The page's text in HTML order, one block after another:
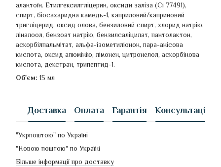
алантоїн. Етилгексилгліцерин, оксиди заліза (Ci 77491),
спирт, біосахаридна камедь-1, каприловий/каприновий
тригліцерид, оксид олова, бензиловий спирт, хлорид натрію,
ліналоол, бензоат натрію, бензилсаліцилат, пантолактон,
аскорбілпальмітат, альфа-ізометиліонон, пара-анісова
кислота, оксид алюмінію, лімонен, цитронелол, аскорбінова
кислота, декстран, трипептид-1.
Об'єм: 15 мл
Доставка Оплата Гарантія Консультація
"Укрпоштою" по Україні
"Новою поштою" по Україні
Більше інформації про доставку